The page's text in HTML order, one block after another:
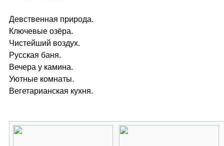
Девственная природа.
Ключевые озёра.
Чистейший воздух.
Русcкая баня.
Вечера у камина.
Уютные комнаты.
Вегетарианская кухня.